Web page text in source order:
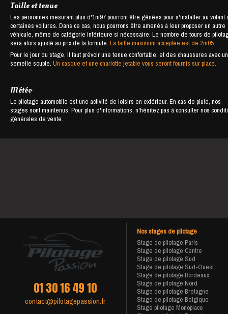
Taille et tenue
Les personnes mesurant plus d'1m97 pourront être gênées pour s'installer au volant
certaines voitures. Dans ce cas, nous pourrons être amenés à leur proposer un autre
véhicule, même de catégorie inférieure si nécessaire. Le nombre de tours de
sera alors ajusté au prix de la formule.La taille maximum acceptée est de 2m05.
Pour le jour du stage, il faut prévoir une tenue confortable, et des chaussures avec
semelle souple.Un casque et une charlotte jetable vous seront fournis sur place.
Météo
Le pilotage automobile est une activité de loisirs en extérieur. En cas de pluie, nos
stages sont maintenus. Pour plus d'informations, n'hésitez pas à consulter nos
générales de vente.
01 30 16 49 10
contact@pilotagepassion.fr
Nos stages de pilotage
Stage de pilotage Paris
Stage de pilotage Centre
Stage de pilotage Sud
Stage de pilotage Sud-Ouest
Stage de pilotage Bordeaux
Stage de pilotage Nord
Stage de pilotage Bretagne
Stage de pilotage Belgique
Stage pilotage Monoplace